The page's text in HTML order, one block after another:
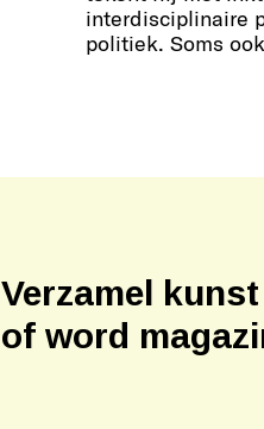
interdisciplinaire
politiek. Soms
Verzamel
of word